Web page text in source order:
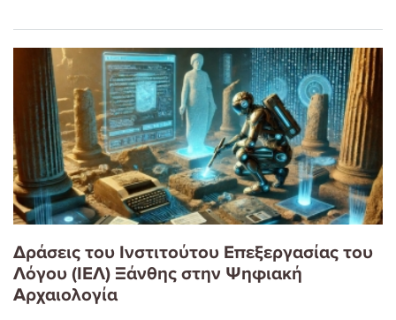
Δράσεις του Ινστιτούτου Επεξεργασίας του
Λόγου (ΙΕΛ) Ξάνθης στην Ψηφιακή
Αρχαιολογία